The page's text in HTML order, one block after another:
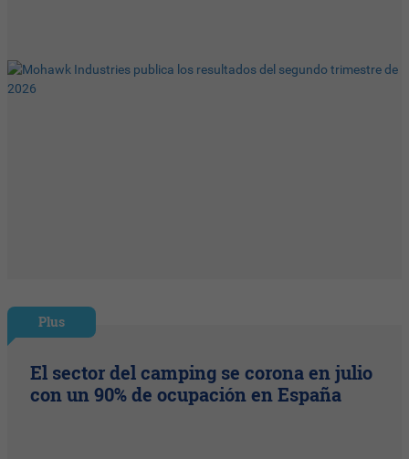
Plus
El sector del camping se corona en julio
con un 90% de ocupación en España